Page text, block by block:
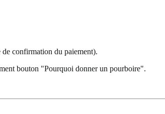
confirmation du paiement).
bouton "Pourquoi donner un pourboire".